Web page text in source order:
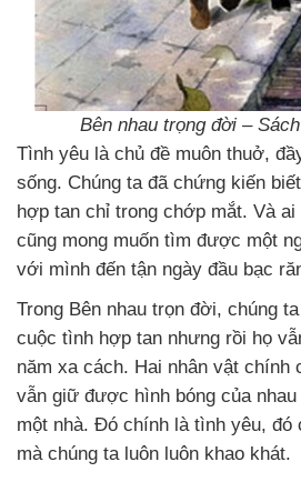
Bên nhau trọng đời –
Tình yêu là chủ đề muôn thuở,
sống. Chúng ta đã chứng kiến
hợp tan chỉ trong chớp mắt. Và
cũng mong muốn tìm được một
với mình đến tận ngày đầu bạc
Trong Bên nhau trọn đời, chúng
cuộc tình hợp tan nhưng rồi họ
năm xa cách. Hai nhân vật chính
vẫn giữ được hình bóng của
một nhà. Đó chính là tình yêu, đó
mà chúng ta luôn luôn khao khát.